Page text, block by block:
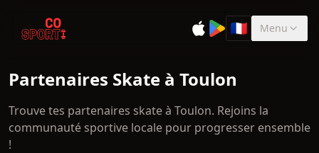
🇫🇷Sélectionner la
Menu
Partenaires Skate à Toulon
Trouve tes partenaires skate à Toulon. Rejoins la
communauté sportive locale pour progresser ensemble
!